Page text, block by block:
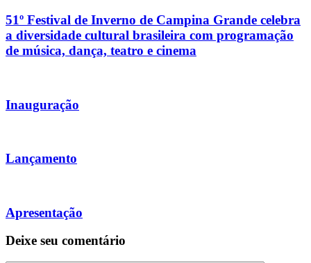
51º Festival de Inverno de Campina Grande celebra
a diversidade cultural brasileira com programação
de música, dança, teatro e cinema
Inauguração
Lançamento
Apresentação
Deixe seu comentário